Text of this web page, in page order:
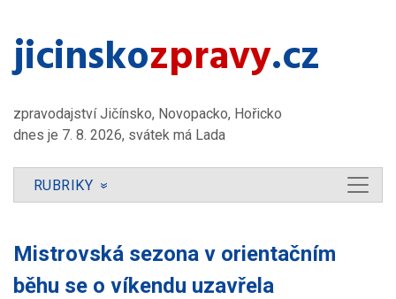
jicinsko​zpravy.cz
zpravodajství Jičínsko, Novopacko, Hořicko
dnes je 7. 8. 2026, svátek má Lada
RUBRIKY »
Mistrovská sezona v orientačním
běhu se o víkendu uzavřela